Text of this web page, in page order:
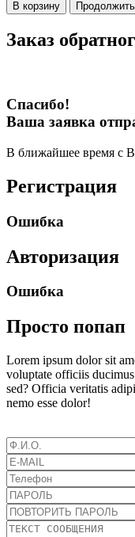
В корзину
Заказ
Спасибо!
Ваша заявка
В ближайшее время с
Регистрация
Ошибка
Авторизация
Ошибка
Просто попап
Lorem ipsum dolor sit
voluptate officiis
sed? Officia veritatis
nemo esse dolor!